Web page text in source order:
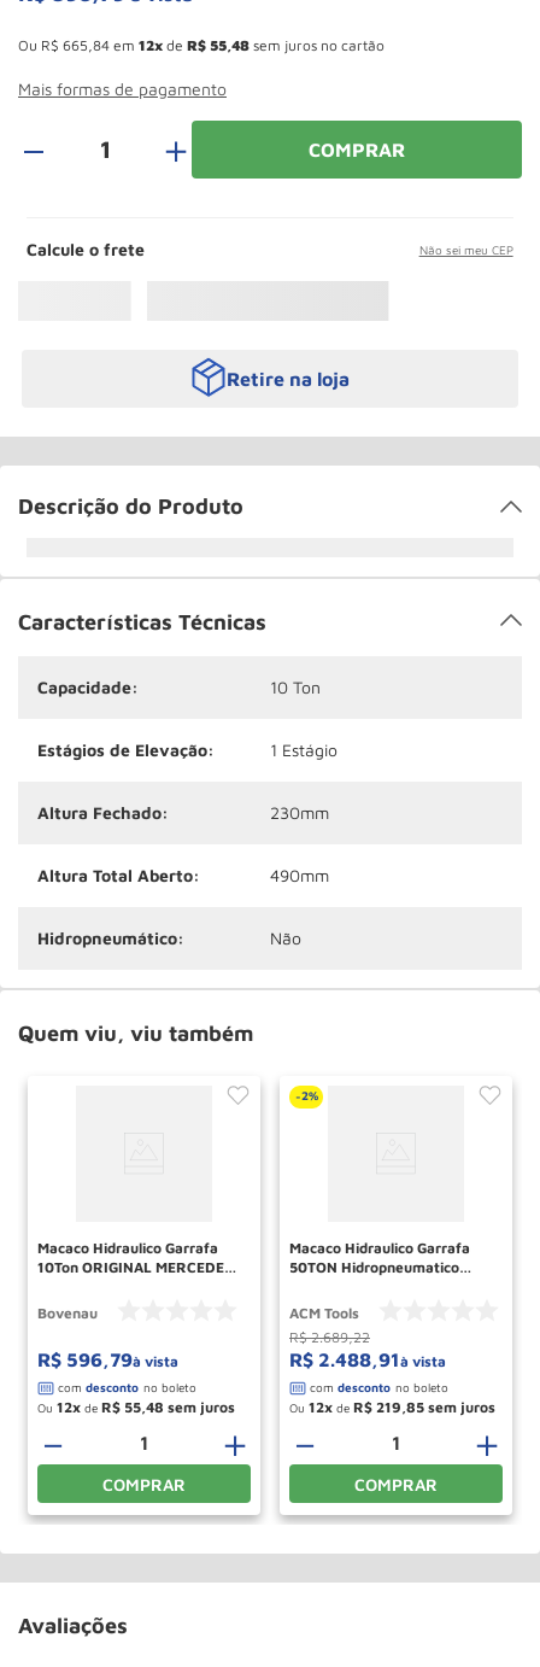
Ou R$ 665 84 em 12 de R$ 55 48 sem juros no cartão
Mais formas de pagamento
＋ COMPRAR
Calcule o frete Não sei meu CEP
Retire na loja
Descrição do Produto
Características Técnicas
Capacidade: 10 Ton
Estágios de Elevação: 1 Estágio
Altura Fechado: 230mm
Altura Total Aberto: 490mm
Hidropneumático: Não
Quem viu, viu também
Macaco Hidraulico Garrafa
10Ton ORIGINAL MERCEDES-
BOVENAU
Bovenau
R$ 596,79à vista
Ou 12 de R$ 55,48
＋
－
COMPRAR
-2%
Macaco Hidraulico Garrafa
50TON Hidropneumatico
ACM Tools
R$ 2.689,22
R$ 2.488,91à vista
Ou 12 de R$ 219,85
＋
－
COMPRAR
Avaliações